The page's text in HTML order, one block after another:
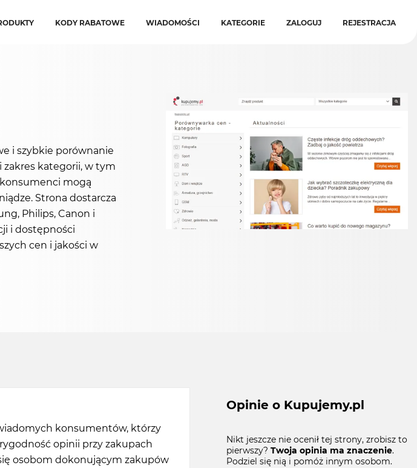
KODY RABATOWE WIADOMOŚCI KATEGORIE ZALOGUJ REJESTRACJA
i szybkie porównanie
kategorii, w tym
mogą
Strona dostarcza
Philips, Canon i
i dostępności
cen i jakości w
konsumentów, którzy
opinii przy zakupach
osobom dokonującym zakupów
Opinie o Kupujemy.pl
Nikt jeszcze nie ocenił tej strony, zrobisz to
pierwszy? Twoja opinia ma znaczenie.
Podziel się nią i pomóż innym osobom.